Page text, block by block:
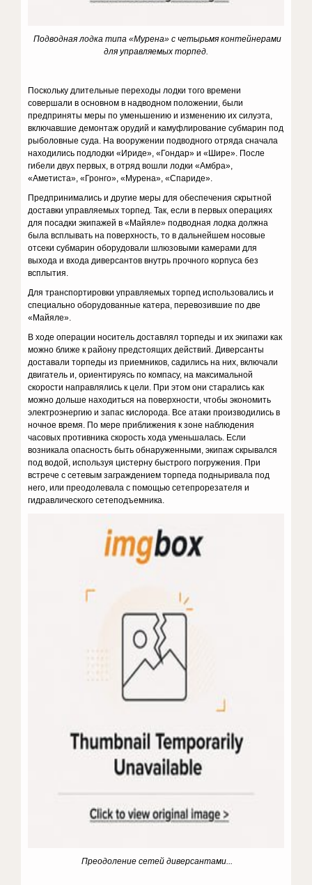
Подводная лодка типа «Мурена» с четырьмя контейнерами
для управляемых торпед.
Поскольку длительные переходы лод­ки того времени
совершали в основном в надводном положении, были
предприняты меры по уменьшению и изменению их силуэта,
вклю­чавшие демонтаж орудий и камуфлирование субмарин под
рыболов­ные суда. На вооружении подводного отряда сначала
находились под­лодки «Ириде», «Гондар» и «Шире». После
гибели двух первых, в отряд вошли лодки «Амбра»,
«Аметиста», «Гронго», «Мурена», «Спариде».
Предпринимались и другие меры для обеспечения скрытной
дос­тавки управляемых торпед. Так, если в первых операциях
для посадки экипажей в «Майяле» подводная лодка должна
была всплывать на поверхность, то в дальнейшем носовые
отсеки субмарин оборудова­ли шлюзовыми камерами для
выхода и входа диверсантов внутрь прочного корпуса без
всплытия.
Для транспортировки управляемых торпед использовались и
спе­циально оборудованные катера, перевозившие по две
«Майяле».
В ходе операции носитель доставлял торпеды и их экипажи как
можно ближе к району предстоящих действий. Диверсанты
достава­ли торпеды из приемников, садились на них, включали
двигатель и, ориентируясь по компасу, на максимальной
скорости направлялись к цели. При этом они старались как
можно дольше находиться на поверхности, чтобы экономить
электроэнергию и запас кислорода. Все атаки производились в
ночное время. По мере приближения к зоне наблюдения
часовых противника скорость хода уменьшалась. Если
возникала опасность быть обнаруженными, экипаж скрывался
под водой, используя цистерну быстрого погружения. При
встрече с сетевым заграждением торпеда подныривала под
него, или преодо­левала с помощью сетепрорезателя и
гидравлического сетеподъемника.
Преодоление сетей диверсантами...